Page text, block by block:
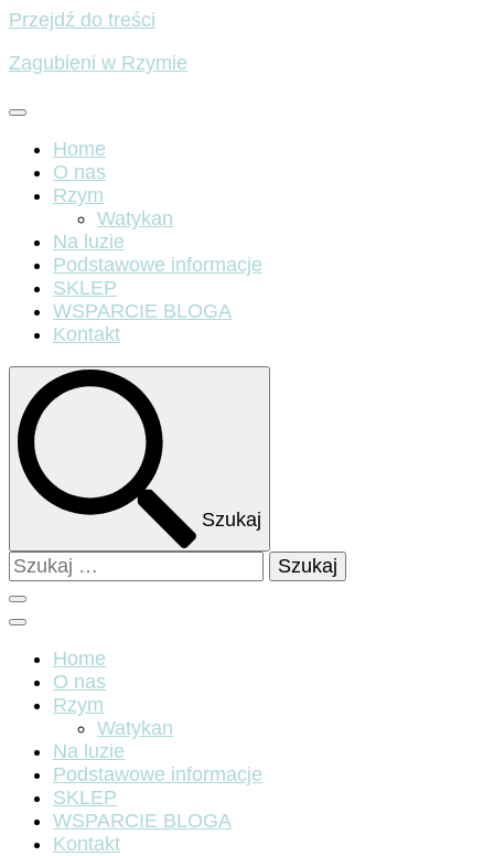
Przejdź do treści
Zagubieni w Rzymie
Home
O nas
Rzym
Watykan
Na luzie
Podstawowe informacje
SKLEP
WSPARCIE BLOGA
Kontakt
Szukaj
Szukaj:
Home
O nas
Rzym
Watykan
Na luzie
Podstawowe informacje
SKLEP
WSPARCIE BLOGA
Kontakt